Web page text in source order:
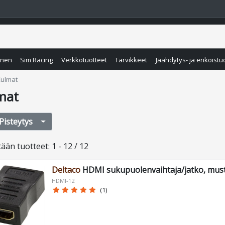
Sim Racing Verkkotuotteet Tarvikkeet Jäähdytys- ja
tuotteet: 1 - 12 / 12
DeltacoHDMI sukupuolenvaihtaja/jatko,
HDMI-12
star star star star star (1)